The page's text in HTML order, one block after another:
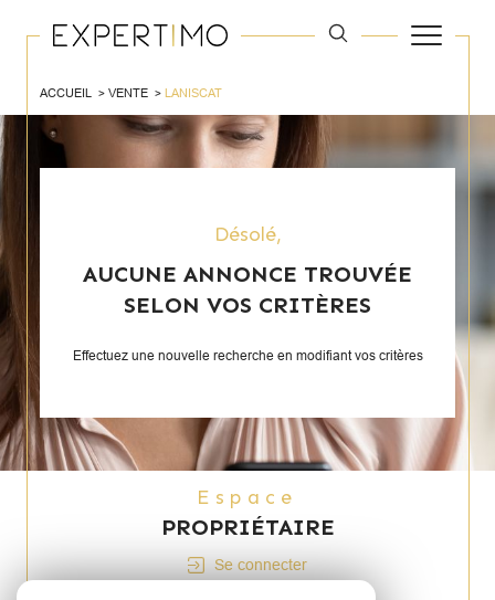
ACCUEIL VENTE LANISCAT
Désolé,
AUCUNE ANNONCE TROUVÉE
SELON VOS CRITÈRES
Effectuez une nouvelle recherche en modifiant vos critères
Espace
PROPRIÉTAIRE
Se connecter